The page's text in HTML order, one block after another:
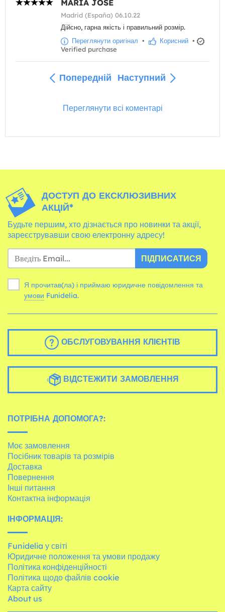
MARIA JOSE
Madrid (España) 06.10.22
Дійсно, гарна якість і правильний розмір.
Переглянути оригінал • Корисний •
Verified purchase
Попередній Наступний
Переглянути всі коментарі
ДОСТУП ДО ЕКСКЛЮЗИВНИХ
АКЦІЙ*
Будьте першим, хто дізнається про новинки та акції,
зареєструвавши свою електронну адресу!
ПІДПИСАТИСЯ
Я прочитав(ла) і приймаю юридичне повідомлення та
умови Funidelia.
ОБСЛУГОВУВАННЯ КЛІЄНТІВ
ВІДСТЕЖИТИ ЗАМОВЛЕННЯ
ПОТРІБНА ДОПОМОГА?:
Моє замовлення
Посібник товарів та розмірів
Доставка
Повернення
Інші питання
Контактна інформація
ІНФОРМАЦІЯ:
Funidelia у світі
Юридичне положення та умови продажу
Політика конфіденційності
Політика щодо файлів cookie
Карта сайту
About us